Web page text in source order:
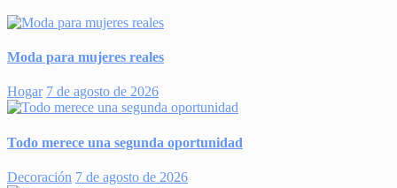
Moda para mujeres reales
Hogar 7 de agosto de 2026
Todo merece una segunda oportunidad
Decoración 7 de agosto de 2026